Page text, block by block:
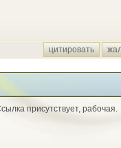
цитировать
присутствует, рабочая.